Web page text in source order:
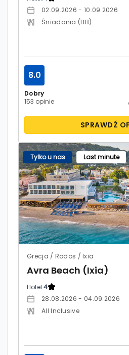
02.09.2026 - 10.09.2026
Śniadania (BB)
Dobry
153 opinie
8.0
SPRAWDŹ
Tylko u nas Last minute
Grecja / Rodos / Ixia
Avra Beach (Ixia)
Hotel:4
28.08.2026 - 04.09.2026
All Inclusive